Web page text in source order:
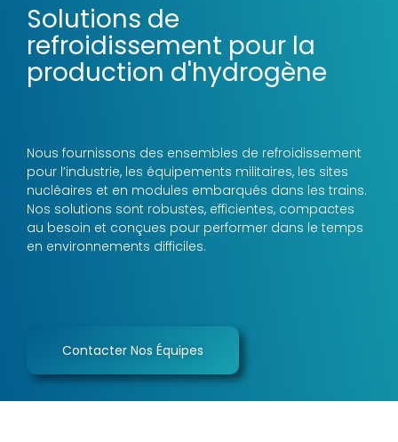
Solutions de
refroidissement pour la
production d'hydrogène
Nous fournissons des ensembles de refroidissement
pour l’industrie, les équipements militaires, les sites
nucléaires et en modules embarqués dans les trains.
Nos solutions sont robustes, efficientes, compactes
au besoin et conçues pour performer dans le temps
en environnements difficiles.
Contacter Nos Équipes